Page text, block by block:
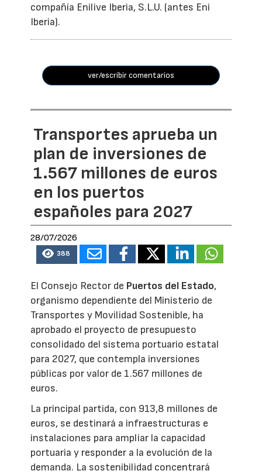
compañía Enilive Iberia, S.L.U. (antes Eni
Iberia).
ver/escribir comentarios
Transportes aprueba un
plan de inversiones de
1.567 millones de euros
en los puertos
españoles para 2027
28/07/2026
388
El Consejo Rector de Puertos del Estado,
organismo dependiente del Ministerio de
Transportes y Movilidad Sostenible, ha
aprobado el proyecto de presupuesto
consolidado del sistema portuario estatal
para 2027, que contempla inversiones
públicas por valor de 1.567 millones de
euros.
La principal partida, con 913,8 millones de
euros, se destinará a infraestructuras e
instalaciones para ampliar la capacidad
portuaria y responder a la evolución de la
demanda. La sostenibilidad concentrará